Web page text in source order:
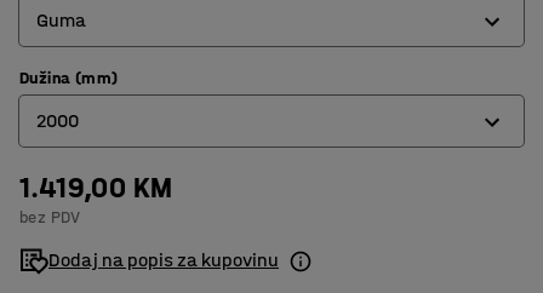
Guma
Guma
Hrast parket
Laminat
Metal
Tvrda ploča
Dužina (mm)
2000
1500
2000
2500
1.419,00 KM
bez PDV
Dodaj na popis za kupovinu